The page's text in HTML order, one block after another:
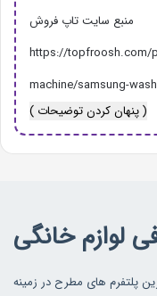
منبع سایت تاپ فروش
https://topfroosh.com/
machine/samsung-
( پنهان کردن توضیحات )
لوازم خانگی
پلتفرم های مطرح در زمینه